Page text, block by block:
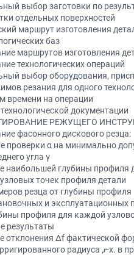
выбор заготовки по
отдельных поверхностей
маршрут изготовления
баз
маршрутов изготовления
технологических операций
выбор оборудования,
резания для одного
времени на операции
документации
РЕЖУЩЕГО
фасонного дискового резца:
проверки α на минимально
угла γ
наибольшей глубины профиля
точек профиля детали
резца от глубины профиля
и эксплуатационных
профиля для каждой
результаты
отклонения ∆f фактической
радиуса ,𝒓-х. в